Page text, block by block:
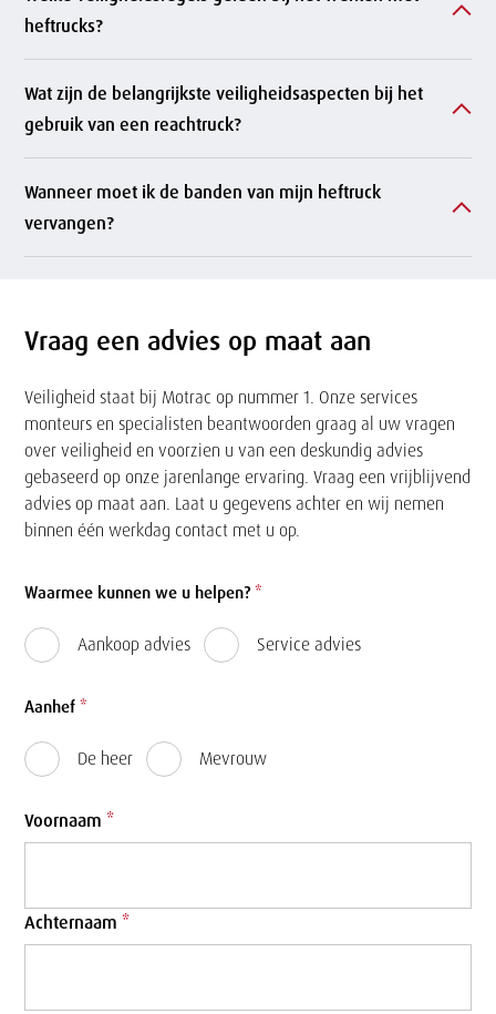
heftrucks?
Wat zijn de belangrijkste veiligheidsaspecten bij het
gebruik van een reachtruck?
Wanneer moet ik de banden van mijn heftruck
vervangen?
Vraag een advies op maat aan
Veiligheid staat bij Motrac op nummer 1. Onze services
monteurs en specialisten beantwoorden graag al uw vragen
over veiligheid en voorzien u van een deskundig advies
gebaseerd op onze jarenlange ervaring. Vraag een vrijblijvend
advies op maat aan. Laat u gegevens achter en wij nemen
binnen één werkdag contact met u op.
Formulier
Waarmee kunnen we u helpen?*
Aankoop advies Service advies
Aanhef*
De heer Mevrouw
Voornaam *
Achternaam *